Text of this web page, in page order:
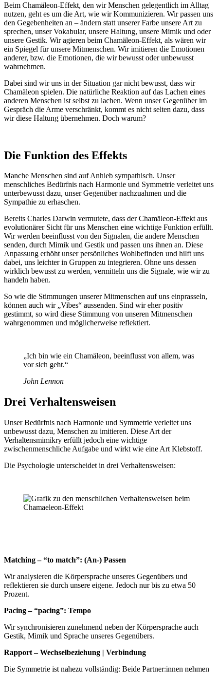
Beim Chamäleon-Effekt, den wir Menschen gelegentlich im Alltag
nutzen, geht es um die Art, wie wir Kommunizieren. Wir passen uns
den Gegebenheiten an – ändern statt unserer Farbe unsere Art zu
sprechen, unser Vokabular, unsere Haltung, unsere Mimik und oder
unsere Gestik. Wir agieren beim Chamäleon-Effekt, als wären wir
ein Spiegel für unsere Mitmenschen. Wir imitieren die Emotionen
anderer, bzw. die Emotionen, die wir bewusst oder unbewusst
wahrnehmen.
Dabei sind wir uns in der Situation gar nicht bewusst, dass wir
Chamäleon spielen. Die natürliche Reaktion auf das Lachen eines
anderen Menschen ist selbst zu lachen. Wenn unser Gegenüber im
Gespräch die Arme verschränkt, kommt es nicht selten dazu, dass
wir diese Haltung übernehmen. Doch warum?
Die Funktion des Effekts
Manche Menschen sind auf Anhieb sympathisch. Unser
menschliches Bedürfnis nach Harmonie und Symmetrie verleitet uns
unterbewusst dazu, unser Gegenüber nachzuahmen und die
Sympathie zu erhaschen.
Bereits Charles Darwin vermutete, dass der Chamäleon-Effekt aus
evolutionärer Sicht für uns Menschen eine wichtige Funktion erfüllt.
Wir werden beeinflusst von den Signalen, die andere Menschen
senden, durch Mimik und Gestik und passen uns ihnen an. Diese
Anpassung erhöht unser persönliches Wohlbefinden und hilft uns
dabei, uns leichter in Gruppen zu integrieren. Ohne uns dessen
wirklich bewusst zu werden, vermitteln uns die Signale, wie wir zu
handeln haben.
So wie die Stimmungen unserer Mitmenschen auf uns einprasseln,
können auch wir „Vibes“ aussenden. Sind wir eher positiv
gestimmt, so wird diese Stimmung von unseren Mitmenschen
wahrgenommen und möglicherweise reflektiert.
„Ich bin wie ein Chamäleon, beeinflusst von allem, was
vor sich geht.“
John Lennon
Drei Verhaltensweisen
Unser Bedürfnis nach Harmonie und Symmetrie verleitet uns
unbewusst dazu, Menschen zu imitieren. Diese Art der
Verhaltensmimikry erfüllt jedoch eine wichtige
zwischenmenschliche Aufgabe und wirkt wie eine Art Klebstoff.
Die Psychologie unterscheidet in drei Verhaltensweisen:
Matching – “to match”: (An-) Passen
Wir analysieren die Körpersprache unseres Gegenübers und
reflektieren sie durch unsere eigene. Jedoch nur bis zu etwa 50
Prozent.
Pacing – “pacing”: Tempo
Wir synchronisieren zunehmend neben der Körpersprache auch
Gestik, Mimik und Sprache unseres Gegenübers.
Rapport – Wechselbeziehung | Verbindung
Die Symmetrie ist nahezu vollständig: Beide Partner:innen nehmen